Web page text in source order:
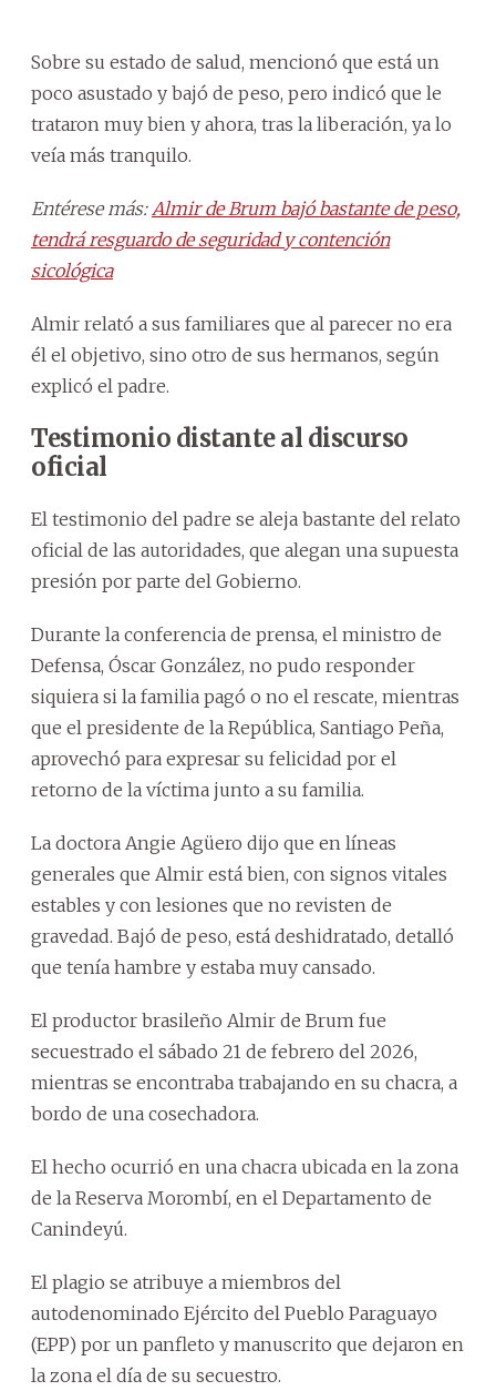
Sobre su estado de salud, mencionó que está un
poco asustado y bajó de peso, pero indicó que le
trataron muy bien y ahora, tras la liberación, ya lo
veía más tranquilo.
Entérese más: Almir de Brum bajó bastante de peso,
tendrá resguardo de seguridad y contención
sicológica
Almir relató a sus familiares que al parecer no era
él el objetivo, sino otro de sus hermanos, según
explicó el padre.
Testimonio distante al discurso
oficial
El testimonio del padre se aleja bastante del relato
oficial de las autoridades, que alegan una supuesta
presión por parte del Gobierno.
Durante la conferencia de prensa, el ministro de
Defensa, Óscar González, no pudo responder
siquiera si la familia pagó o no el rescate, mientras
que el presidente de la República, Santiago Peña,
aprovechó para expresar su felicidad por el
retorno de la víctima junto a su familia.
La doctora Angie Agüero dijo que en líneas
generales que Almir está bien, con signos vitales
estables y con lesiones que no revisten de
gravedad. Bajó de peso, está deshidratado, detalló
que tenía hambre y estaba muy cansado.
El productor brasileño Almir de Brum fue
secuestrado el sábado 21 de febrero del 2026,
mientras se encontraba trabajando en su chacra, a
bordo de una cosechadora.
El hecho ocurrió en una chacra ubicada en la zona
de la Reserva Morombí, en el Departamento de
Canindeyú.
El plagio se atribuye a miembros del
autodenominado Ejército del Pueblo Paraguayo
(EPP) por un panfleto y manuscrito que dejaron en
la zona el día de su secuestro.